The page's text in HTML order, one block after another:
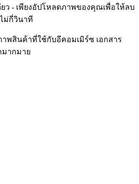
ว - เพียงอัปโหลดภาพของคุณเพื่อให้ลบ
ม่กี่วินาที
พสินค้าที่ใช้กับอีคอมเมิร์ซ เอกสาร
มากมาย